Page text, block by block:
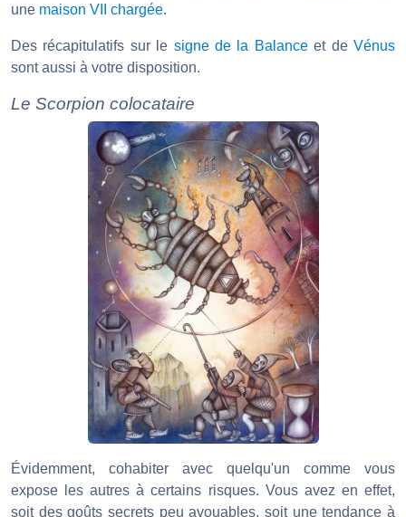
une maison VII chargée.
Des récapitulatifs sur le signe de la Balanceet deVénus
sont aussi à votre disposition.
Le Scorpion colocataire
Évidemment, cohabiter avec quelqu'un comme vous
expose les autres à certains risques. Vous avez en effet,
soit des goûts secrets peu avouables, soit une tendance à